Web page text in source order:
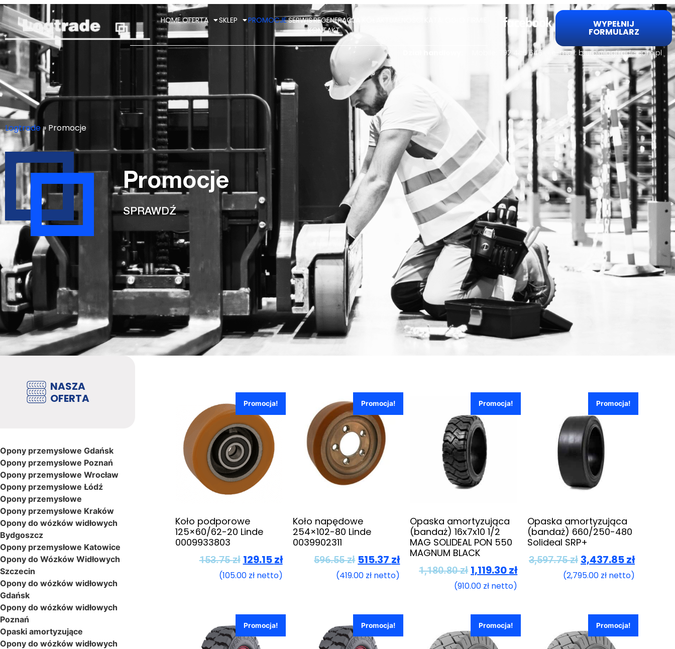
HOMEOFERTA SKLEP PROMOCJESERWISREGENERACJA KÓŁ
KONTAKT
WYPEŁNIJ
FORMULARZ
792 446 646 e-mail: biuro@logtrade.com.pl
Logtrade» Promocje
Promocje
SPRAWDŹ
NASZA
OFERTA
Opony przemysłowe Gdańsk
Opony przemysłowe Poznań
Opony przemysłowe Wrocław
Opony przemysłowe Łódź
Opony przemysłowe
Opony przemysłowe Kraków
Opony do wózków widłowych
Bydgoszcz
Opony przemysłowe Katowice
Opony do Wózków Widłowych
Szczecin
Opony do wózków widłowych
Gdańsk
Opony do wózków widłowych
Poznań
Opaski amortyzujące
Opony do wózków widłowych
Promocja!
Koło podporowe
125×60/62-20 Linde
0009933803
153.75zł 129.15zł
(105.00 złnetto)
Promocja!
Koło napędowe
254×102-80 Linde
0039902311
596.55zł 515.37 zł
(419.00 zł netto)
Promocja!
Opaska amortyzująca
(bandaż) 16x7x10 1/2
MAG SOLIDEAL PON 550
MAGNUM BLACK
1,180.80zł 1,119.30zł
(910.00 zł netto)
Promocja!
Opaska amortyzująca
(bandaż) 660/250-480
Solideal SRP+
3,597.75zł 3,437.85zł
(2,795.00 złnetto)
Promocja! Promocja! Promocja! Promocja!